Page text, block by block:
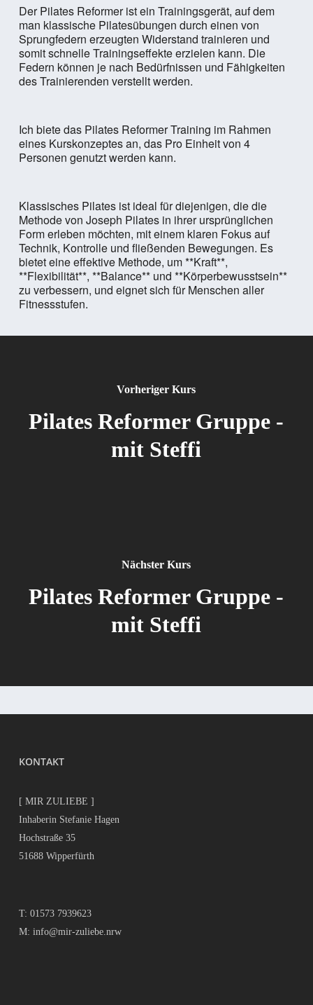
Der Pilates Reformer ist ein Trainingsgerät, auf dem
man klassische Pilatesübungen durch einen von
Sprungfedern erzeugten Widerstand trainieren und
somit schnelle Trainingseffekte erzielen kann. Die
Federn können je nach Bedürfnissen und Fähigkeiten
des Trainierenden verstellt werden.
Ich biete das Pilates Reformer Training im Rahmen
eines Kurskonzeptes an, das Pro Einheit von 4
Personen genutzt werden kann.
Klassisches Pilates ist ideal für diejenigen, die die
Methode von Joseph Pilates in ihrer ursprünglichen
Form erleben möchten, mit einem klaren Fokus auf
Technik, Kontrolle und fließenden Bewegungen. Es
bietet eine effektive Methode, um **Kraft**,
**Flexibilität**, **Balance** und **Körperbewusstsein**
zu verbessern, und eignet sich für Menschen aller
Fitnessstufen.
Vorheriger Kurs
Pilates Reformer Gruppe -
mit Steffi
Nächster Kurs
Pilates Reformer Gruppe -
mit Steffi
KONTAKT
[ MIR ZULIEBE ]
Inhaberin Stefanie Hagen
Hochstraße 35
51688 Wipperfürth
T: 01573 7939623
M: info@mir-zuliebe.nrw